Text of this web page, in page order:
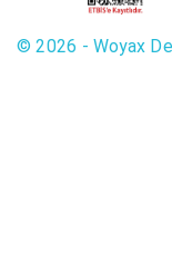
© 2026 - Woyax